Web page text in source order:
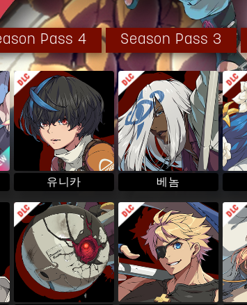
향을 받아 일본인 행세를 하게 되었다. 그러나 그런 것
작렬한다.
.
했다. 인간으로서의 도덕, 그 정신의 토대가 되는 무술
애하여, 전폭적으로 신뢰했다. 그리고 자신이 자란 환
, 츠요시는 어새신 조직에게 암살당하고 만다. 그 일
용하는 자들, 혹은 법과 권력을 방패로 필요 이상 백성
령이 된다는 큰 뜻을 품게 되었다.
.
Pass 4 Season Pass 3
유니카 베놈